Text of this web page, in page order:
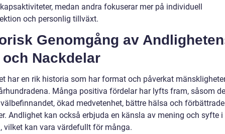
medan andra fokuserar mer på individuell
och personlig tillväxt.
Genomgång av
och Nackdelar
har en rik historia som har format och påverkat
Många positiva fördelar har lyfts fram, såsom
ökad medvetenhet, bättre hälsa och förbättrade
Andlighet kan också erbjuda en känsla av mening och syfte i
vilket kan vara värdefullt för många.